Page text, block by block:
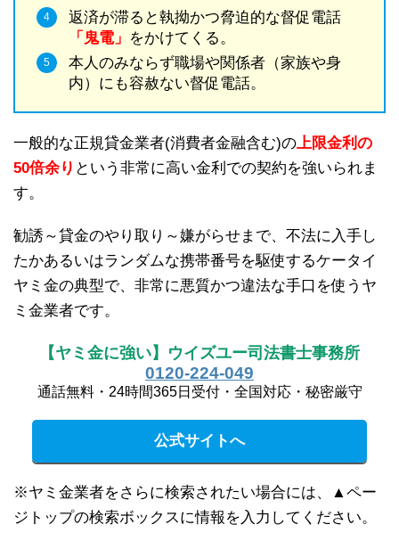
返済が滞ると執拗かつ脅迫的な督促電話
「鬼電」 をかけてくる。
本人のみならず職場や関係者（家族や身
内）にも容赦ない督促電話。
一般的な正規貸金業者(消費者金融含む)の 上限金利の
50倍余り という非常に高い金利での契約を強いられま
す。
勧誘～貸金のやり取り～嫌がらせまで、不法に入手し
たかあるいはランダムな携帯番号を駆使するケータイ
ヤミ金の典型で、非常に悪質かつ違法な手口を使うヤ
ミ金業者です。
【ヤミ金に強い】ウイズユー司法書士事務所
0120-224-049
通話無料・24時間365日受付・全国対応・秘密厳守
公式サイトへ
※ヤミ金業者をさらに検索されたい場合には、▲ペー
ジトップの検索ボックスに情報を入力してください。